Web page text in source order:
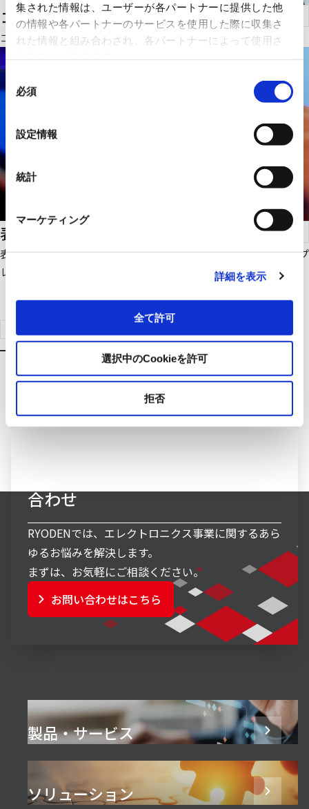
集された情報は、ユーザーが各パートナーに提供した他
の情報や各パートナーのサービスを使用した際に収集さ
れた情報と組み合わされ、各パートナーによって使用さ
意
必須
設定情報
統計
マーケティング
詳細を表示
全て許可
選択中のCookieを許可
拒否
コネクタ・ソケット
コネクタ、ソケット類のご紹介です。
表示デバイス
表示パネル、タッチパネル、表示モジュールから、超小型ディスプ
レイまで、表示デバイスのご紹介です。
合わせ
RYODENでは、エレクトロニクス事業に関するあら
ゆるお悩みを解決します。
まずは、お気軽にご相談ください。
お問い合わせはこちら
製品・サービス
ソリューション